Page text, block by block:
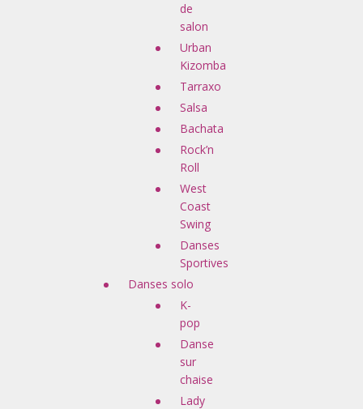
de
salon
Urban
Kizomba
Tarraxo
Salsa
Bachata
Rock’n
Roll
West
Coast
Swing
Danses
Sportives
Danses solo
K-
pop
Danse
sur
chaise
Lady